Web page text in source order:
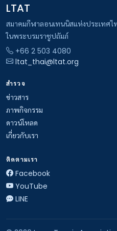
LTAT
สมาคมกีฬาลอนเทนนิสแห่งประเทศไ
ในพระบรมราชูปถัมภ์
+66 2 503 4080
ltat_thai@ltat.org
สำรวจ
ข่าวสาร
ภาพกิจกรรม
ดาวน์โหลด
เกี่ยวกับเรา
ติดตามเรา
Facebook
YouTube
LINE